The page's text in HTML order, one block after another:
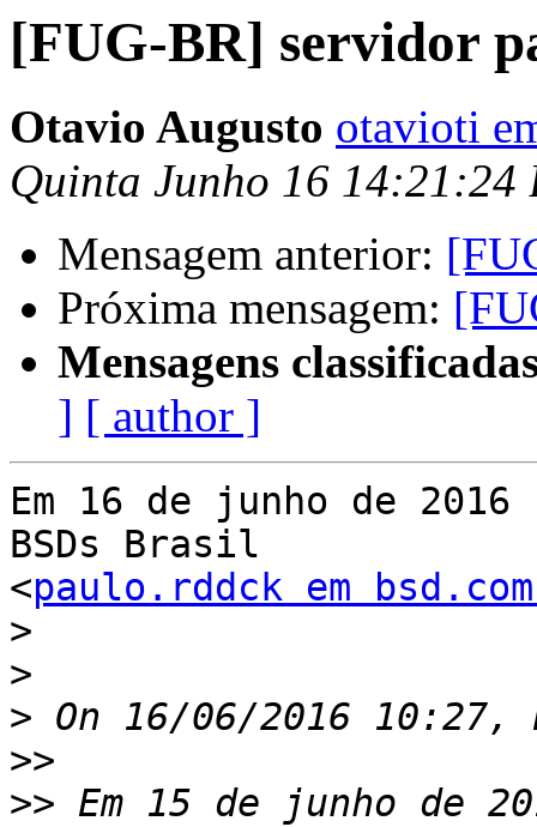
[FUG-BR] servidor
Otavio Augusto otavioti
Quinta Junho 16 14:21:24
Mensagem anterior:
Próxima mensagem:
Mensagens
] [ author ]
Em 16 de junho de
BSDs Brasil
<paulo.rddck em
>
>
>
>>
>> Em 15 de junho de